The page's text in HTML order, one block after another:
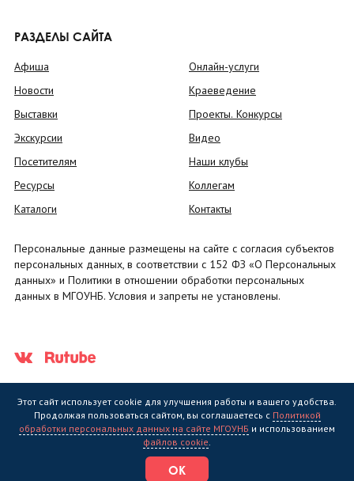
РАЗДЕЛЫ САЙТА
Афиша
Новости
Выставки
Экскурсии
Посетителям
Ресурсы
Каталоги
Онлайн-услуги
Краеведение
Проекты. Конкурсы
Видео
Наши клубы
Коллегам
Контакты
Персональные данные размещены на сайте с согласия субъектов
персональных данных, в соответствии с 152 ФЗ «О Персональных
данных» и Политики в отношении обработки персональных
данных в МГОУНБ. Условия и запреты не установлены.
Государственное областное бюджетное учреждение культуры
библиотека" (МГОУНБ) © 2006 - 2026
Этот сайт использует cookie для улучшения работы и вашего удобства.
Продолжая пользоваться сайтом, вы соглашаетесь с Политикой
обработки персональных данных на сайте МГОУНБ и использованием
файлов cookie.
ОК